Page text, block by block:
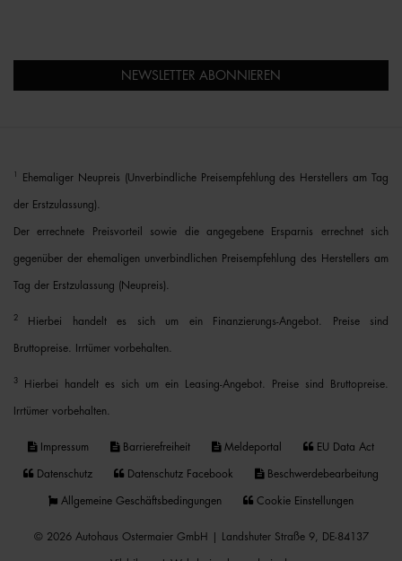
NEWSLETTER ABONNIEREN
Ehemaliger Neupreis (Unverbindliche Preisempfehlung des Herstellers am Tag
der Erstzulassung).
Der errechnete Preisvorteil sowie die angegebene Ersparnis errechnet sich
gegenüber der ehemaligen unverbindlichen Preisempfehlung des Herstellers am
Tag der Erstzulassung (Neupreis).
2 Hierbei handelt es sich um ein Finanzierungs-Angebot. Preise sind
Bruttopreise. Irrtümer vorbehalten.
3 Hierbei handelt es sich um ein Leasing-Angebot. Preise sind Bruttopreise.
Irrtümer vorbehalten.
Impressum Barrierefreiheit Meldeportal EU Data Act
Datenschutz Datenschutz Facebook Beschwerdebearbeitung
Allgemeine Geschäftsbedingungen Cookie Einstellungen
© 2026 Autohaus Ostermaier GmbH | Landshuter Straße 9, DE-84137